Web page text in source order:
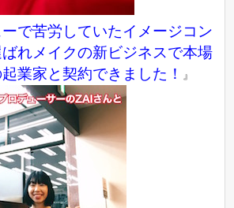
で苦労していたイメージコン
れメイクの新ビジネスで本場
業家と契約できました！
』